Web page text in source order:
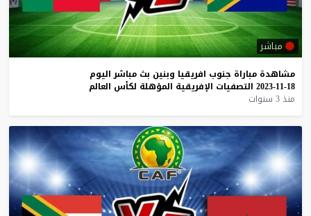
مباشر
مشاهدة مباراة جنوب افريقيا وبنين بث مباشر اليوم
18-11-2023
التصفيات الإفريقية المؤهلة لكأس العالم
منذ 3 سنوات